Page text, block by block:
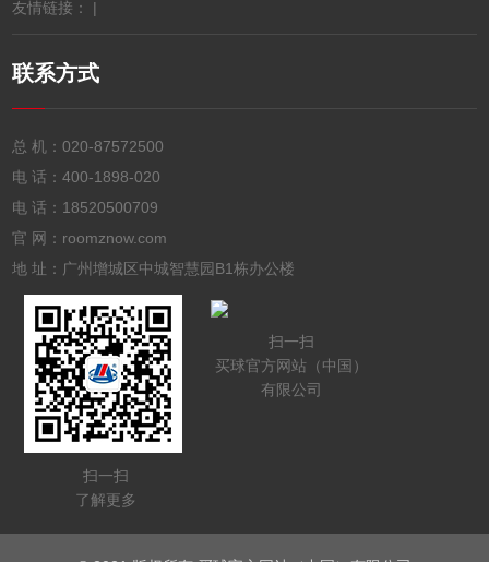
友情链接： |
联系方式
总 机：020-87572500
电 话：400-1898-020
电 话： 18520500709
官 网：roomznow.com
地 址：广州增城区中城智慧园B1栋办公楼
扫一扫
了解更多
扫一扫
买球官方网站（中国）
有限公司